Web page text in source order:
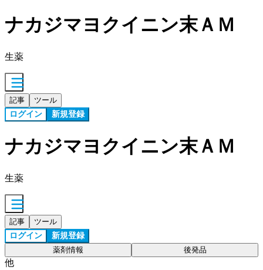
ナカジマヨクイニン末ＡＭ
生薬
記事 ツール
ログイン 新規登録
ナカジマヨクイニン末ＡＭ
生薬
記事 ツール
ログイン 新規登録
薬剤情報 後発品
他